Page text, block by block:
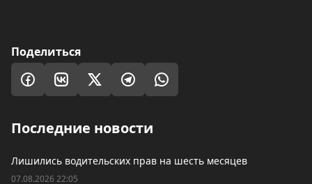
Поделиться
Последние новости
Лишились водительских прав на шесть месяцев
07.08.2026 22:05